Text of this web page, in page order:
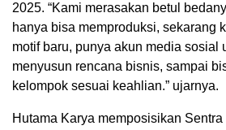
2025. “Kami merasakan betul
hanya bisa memproduksi, sekarang
motif baru, punya akun media sosial
menyusun rencana bisnis, sampai
kelompok sesuai keahlian.” ujarnya.
Hutama Karya memposisikan